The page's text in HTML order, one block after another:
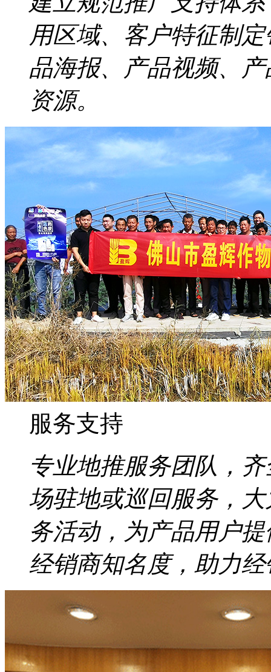
用区域、客户特征制
品海报、产品视频、
资源。
服务支持
专业地推服务团队，
场驻地或巡回服务，
务活动，为产品用户
经销商知名度，助力